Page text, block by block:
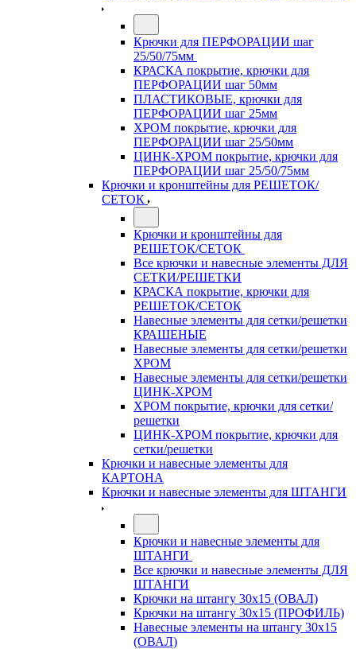
Крючки для ПЕРФОРАЦИИ шаг
25/50/75мм
КРАСКА покрытие, крючки для
ПЕРФОРАЦИИ шаг 50мм
ПЛАСТИКОВЫЕ, крючки для
ПЕРФОРАЦИИ шаг 25мм
ХРОМ покрытие, крючки для
ПЕРФОРАЦИИ шаг 25/50мм
ЦИНК-ХРОМ покрытие, крючки для
ПЕРФОРАЦИИ шаг 25/50/75мм
Крючки и кронштейны для РЕШЕТОК/
СЕТОК
Крючки и кронштейны для
РЕШЕТОК/СЕТОК
Все крючки и навесные элементы ДЛЯ
СЕТКИ/РЕШЕТКИ
КРАСКА покрытие, крючки для
РЕШЕТОК/СЕТОК
Навесные элементы для сетки/решетки
КРАШЕНЫЕ
Навесные элементы для сетки/решетки
ХРОМ
Навесные элементы для сетки/решетки
ЦИНК-ХРОМ
ХРОМ покрытие, крючки для сетки/
решетки
ЦИНК-ХРОМ покрытие, крючки для
сетки/решетки
Крючки и навесные элементы для
КАРТОНА
Крючки и навесные элементы для ШТАНГИ
Крючки и навесные элементы для
ШТАНГИ
Все крючки и навесные элементы ДЛЯ
ШТАНГИ
Крючки на штангу 30х15 (ОВАЛ)
Крючки на штангу 30х15 (ПРОФИЛЬ)
Навесные элементы на штангу 30х15
(ОВАЛ)